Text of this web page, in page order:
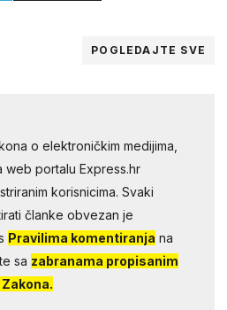
POGLEDAJTE SVE
o elektroničkim medijima,
web portalu Express.hr
korisnicima. Svaki
članke obvezan je
Pravilima komentiranja na
sa zabranama propisanim